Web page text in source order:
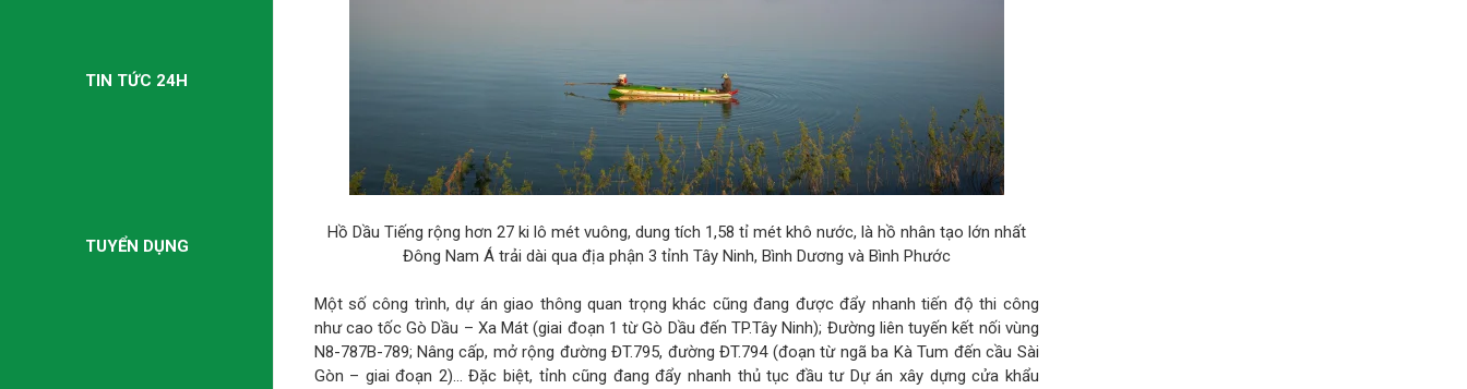
TIN TỨC 24H
TUYỂN DỤNG
Hồ Dầu Tiếng rộng hơn 27 ki lô mét vuông, dung tích 1,58 tỉ mét khô nước, là hồ nhân tạo lớn nhất
Đông Nam Á trải dài qua địa phận 3 tỉnh Tây Ninh, Bình Dương và Bình Phước
Một số công trình, dự án giao thông quan trọng khác cũng đang được đẩy nhanh tiến độ thi công
như cao tốc Gò Dầu – Xa Mát (giai đoạn 1 từ Gò Dầu đến TP.Tây Ninh); Đường liên tuyến kết nối vùng
N8-787B-789; Nâng cấp, mở rộng đường ĐT.795, đường ĐT.794 (đoạn từ ngã ba Kà Tum đến cầu Sài
Gòn – giai đoạn 2)… Đặc biệt, tỉnh cũng đang đẩy nhanh thủ tục đầu tư Dự án xây dựng cửa khẩu